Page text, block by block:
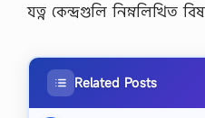
যত্ন কেন্দ্রগুলি নিম্নলিখিত
Related Posts